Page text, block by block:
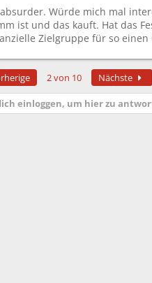
Würde mich mal
ist und das kauft. Hat das
Zielgruppe für so einen
2 von 10 Nächste
einloggen, um hier zu